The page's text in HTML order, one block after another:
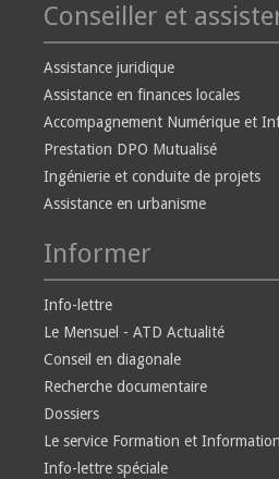
Conseiller et
Assistance juridique
Assistance en finances locales
Accompagnement Numérique et
Prestation DPO Mutualisé
Ingénierie et conduite de projets
Assistance en urbanisme
Informer
Info-lettre
Le Mensuel - ATD Actualité
Conseil en diagonale
Recherche documentaire
Dossiers
Le service Formation et
Info-lettre spéciale